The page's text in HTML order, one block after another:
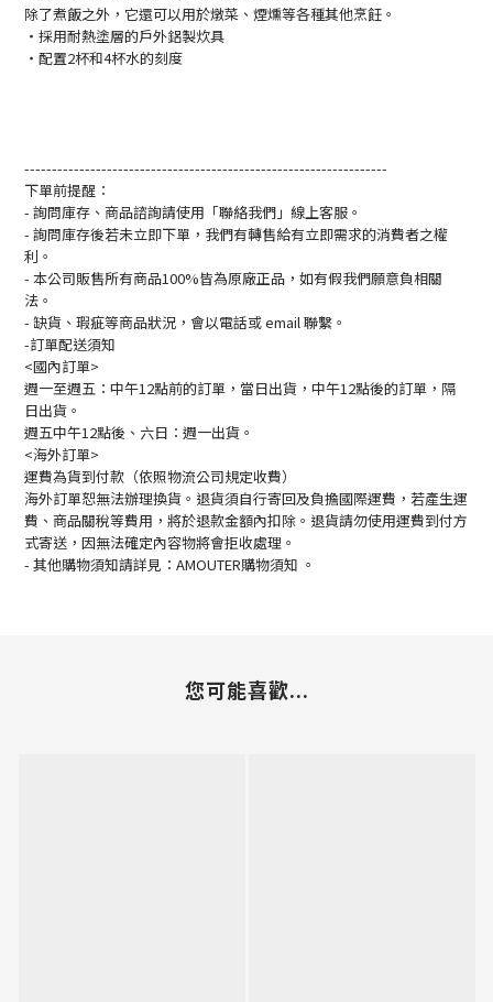
除了煮飯之外，它還可以用於燉菜、煙燻等各種其他烹飪。
・採用耐熱塗層的戶外鋁製炊具
・配置2杯和4杯水的刻度
------------------------------------------------------------------
下單前提醒：
- 詢問庫存、商品諮詢請使用「聯絡我們」線上客服。
- 詢問庫存後若未立即下單，我們有轉售給有立即需求的消費者之權
利。
- 本公司販售所有商品100%皆為原廠正品，如有假我們願意負相關
法。
- 缺貨、瑕疵等商品狀況，會以電話或 email 聯繫。
-訂單配送須知
<國內訂單>
週一至週五：中午12點前的訂單，當日出貨，中午12點後的訂單，隔
日出貨。
週五中午12點後、六日：週一出貨。
<海外訂單>
運費為貨到付款（依照物流公司規定收費）
海外訂單恕無法辦理換貨。退貨須自行寄回及負擔國際運費，若產生運
費、商品關稅等費用，將於退款金額內扣除。退貨請勿使用運費到付方
式寄送，因無法確定內容物將會拒收處理。
- 其他購物須知請詳見： AMOUTER購物須知 。
您可能喜歡...